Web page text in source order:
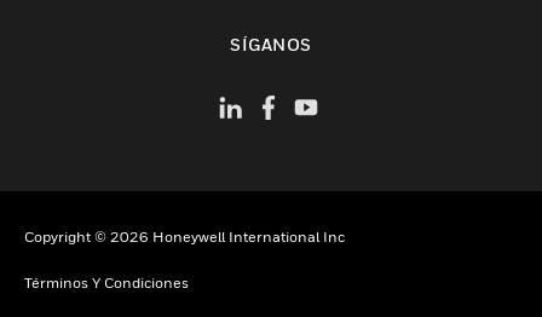
SÍGANOS
Copyright © 2026 Honeywell International Inc
Términos Y Condiciones